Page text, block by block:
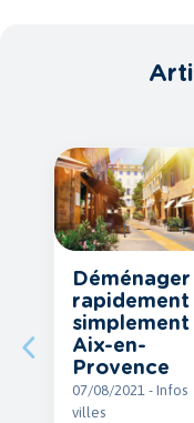
Déménager
rapidement
simplement
Aix-en-
Provence
07/08/2021 - Infos
villes